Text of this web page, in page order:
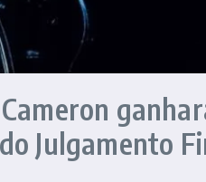
Cameron
Julgamento